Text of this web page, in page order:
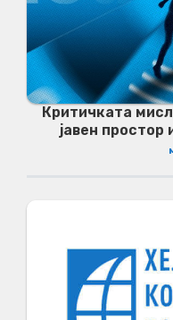
Критичката
јавен простор